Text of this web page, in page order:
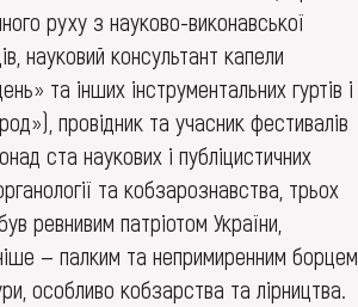
руху з науково-виконавської
науковий консультант капели
та інших інструментальних гуртів і
провідник та учасник фестивалів
ста наукових і публіцистичних
та кобзарознавства, трьох
ревнивим патріотом України,
— палким та непримиренним борцем
особливо кобзарства та лірництва.